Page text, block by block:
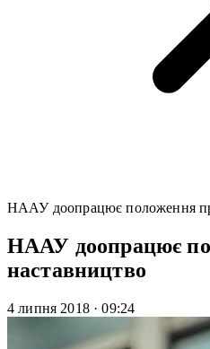
НААУ доопрацює положення
НААУ доопрацює
наставництво
4 липня 2018 · 09:24